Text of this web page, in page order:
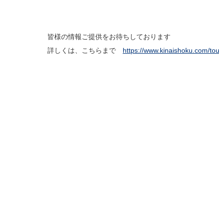
皆様の情報ご提供をお待ちしております
詳しくは、こちらまで https://www.kinaishoku.com/